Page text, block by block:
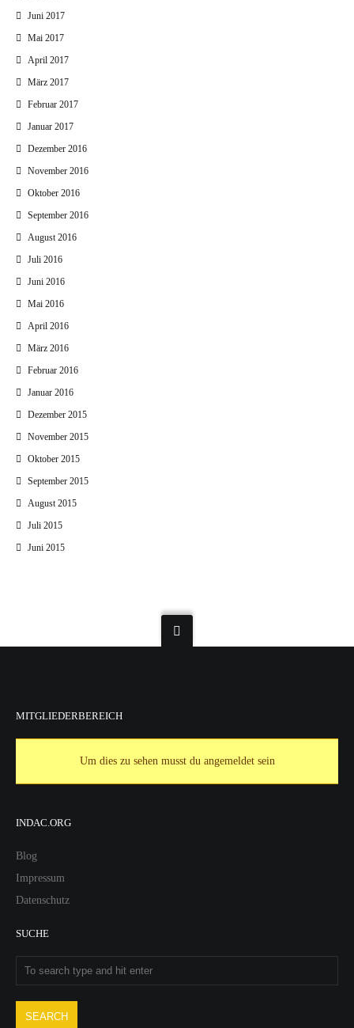
Juni 2017
Mai 2017
April 2017
März 2017
Februar 2017
Januar 2017
Dezember 2016
November 2016
Oktober 2016
September 2016
August 2016
Juli 2016
Juni 2016
Mai 2016
April 2016
März 2016
Februar 2016
Januar 2016
Dezember 2015
November 2015
Oktober 2015
September 2015
August 2015
Juli 2015
Juni 2015
MITGLIEDERBEREICH
Um dies zu sehen musst du angemeldet sein
INDAC.ORG
Blog
Impressum
Datenschutz
SUCHE